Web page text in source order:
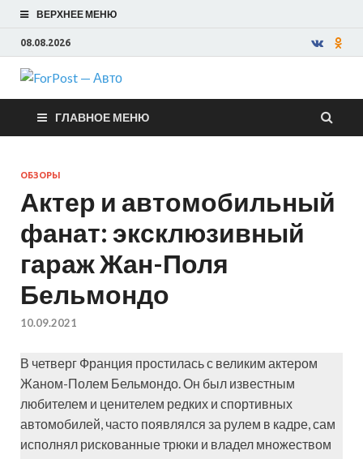
ВЕРХНЕЕ МЕНЮ
08.08.2026
ForPost —
Авто
ГЛАВНОЕ МЕНЮ
ОБЗОРЫ
Актер и автомобильный
фанат: эксклюзивный
гараж Жан-Поля
Бельмондо
10.09.2021
В четверг Франция простилась с великим актером
Жаном-Полем Бельмондо. Он был известным
любителем и ценителем редких и спортивных
автомобилей, часто появлялся за рулем в кадре, сам
исполнял рискованные трюки и владел множеством